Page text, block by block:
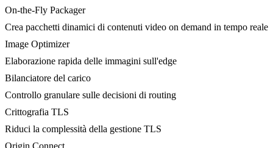
On-the-Fly Packager
Crea pacchetti dinamici di contenuti video on demand in tempo reale
Image Optimizer
Elaborazione rapida delle immagini sull'edge
Bilanciatore del carico
Controllo granulare sulle decisioni di routing
Crittografia TLS
Riduci la complessità della gestione TLS
Origin Connect